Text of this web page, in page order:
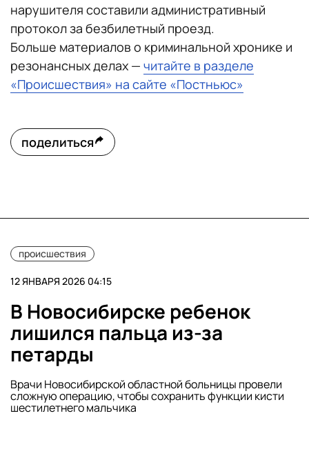
нарушителя составили административный
протокол за безбилетный проезд.
Больше материалов о криминальной хронике и
резонансных делах — читайте в разделе
«Происшествия» на сайте «Постньюс»
поделиться
происшествия
12 ЯНВАРЯ 2026 04:15
В Новосибирске ребенок
лишился пальца из-за
петарды
Врачи Новосибирской областной больницы провели
сложную операцию, чтобы сохранить функции кисти
шестилетнего мальчика